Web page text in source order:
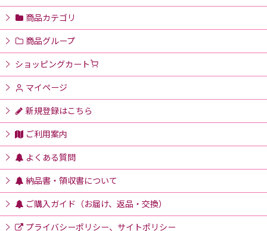
商品カテゴリ
商品グループ
ショッピングカート
マイページ
新規登録はこちら
ご利用案内
よくある質問
納品書・領収書について
ご購入ガイド（お届け、返品・交換）
プライバシーポリシー、サイトポリシー